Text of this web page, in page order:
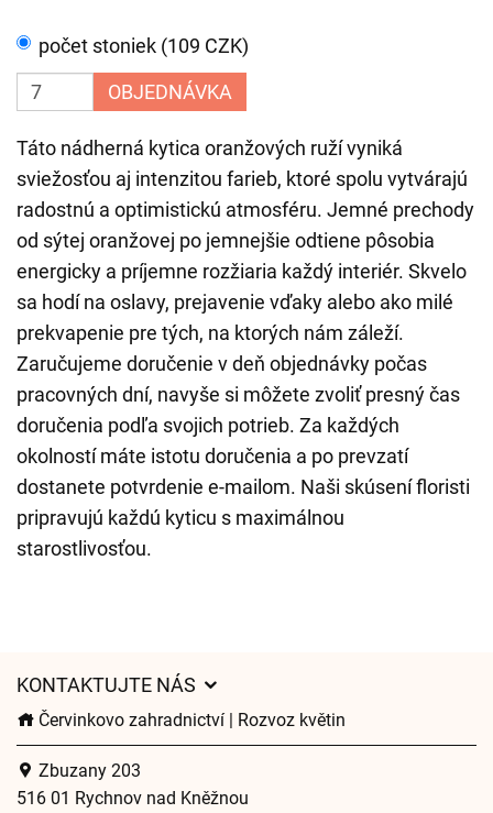
počet stoniek (109 CZK)
OBJEDNÁVKA
Táto nádherná kytica oranžových ruží vyniká
sviežosťou aj intenzitou farieb, ktoré spolu vytvárajú
radostnú a optimistickú atmosféru. Jemné prechody
od sýtej oranžovej po jemnejšie odtiene pôsobia
energicky a príjemne rozžiaria každý interiér. Skvelo
sa hodí na oslavy, prejavenie vďaky alebo ako milé
prekvapenie pre tých, na ktorých nám záleží.
Zaručujeme doručenie v deň objednávky počas
pracovných dní, navyše si môžete zvoliť presný čas
doručenia podľa svojich potrieb. Za každých
okolností máte istotu doručenia a po prevzatí
dostanete potvrdenie e-mailom. Naši skúsení floristi
pripravujú každú kyticu s maximálnou
starostlivosťou.
KONTAKTUJTE NÁS
Červinkovo zahradnictví | Rozvoz květin
Zbuzany 203
516 01 Rychnov nad Kněžnou